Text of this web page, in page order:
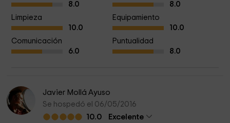
8.0
8.0
Limpieza
10.0
Equipamiento
10.0
Comunicación
6.0
Puntualidad
8.0
Javier Mollá Ayuso
Se hospedó el 06/05/2016
10.0
Excelente